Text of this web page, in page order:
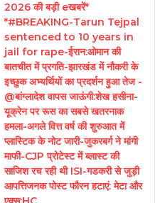
2026 की बड़ी eखबरें*
*#BREAKING-Tarun Tejpal
sentenced to 10 years in
jail for rape-ईरान:ओमान की
बातचीत में प्रगति-झारखंड में नौकरी के
इच्छुक अभ्यर्थियों का प्रदर्शन हुआ तेज -
@बांग्लादेश वापस जाऊंगी:शेख हसीना-
यूक्रेन पर रूस का सबसे खतरनाक
हमला-अगले वित्त वर्ष की शुरुआत में
प्लास्टिक के नोट जारी-जुकरबर्ग ने मांगी
माफी-CJP प्रोटेस्ट में ब्लास्ट की
साजिश रच रही थी ISI-गडकरी से जुड़ी
आपत्तिजनक पोस्ट फौरन हटाएं: मेटा और